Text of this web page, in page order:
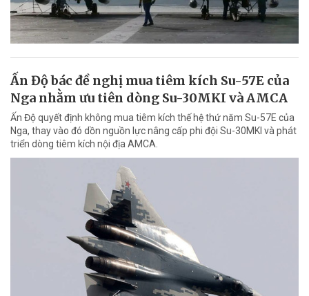
Ấn Độ bác đề nghị mua tiêm kích Su-57E của
Nga nhằm ưu tiên dòng Su-30MKI và AMCA
Ấn Độ quyết định không mua tiêm kích thế hệ thứ năm Su-57E của
Nga, thay vào đó dồn nguồn lực nâng cấp phi đội Su-30MKI và phát
triển dòng tiêm kích nội địa AMCA.